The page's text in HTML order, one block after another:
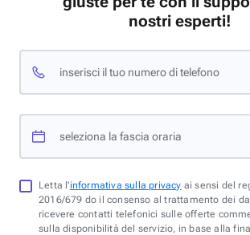
nostri esperti!
inserisci il tuo numero di telefono
seleziona la fascia oraria
Letta l'informativa sulla privacy ai sensi del
2016/679 do il consenso al trattamento dei
ricevere contatti telefonici sulle offerte
sulla disponibilità del servizio, in base alla